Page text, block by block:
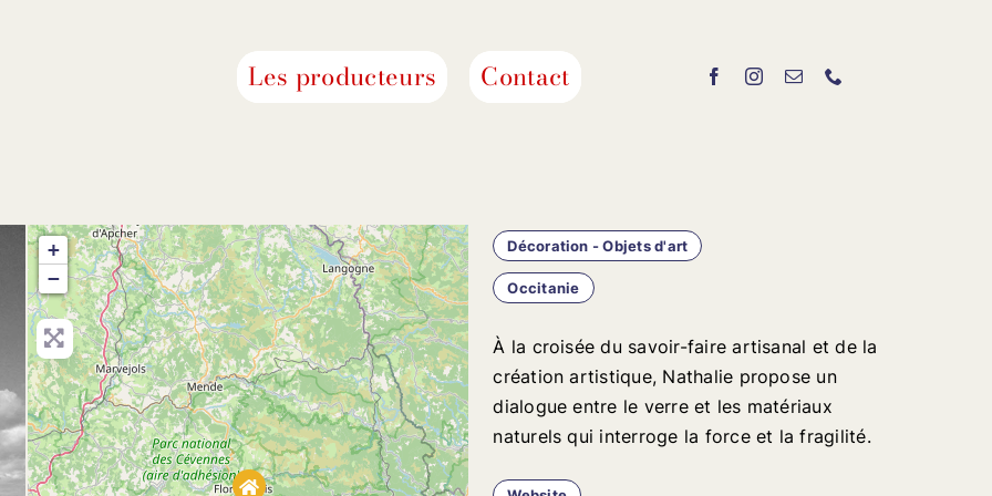
Les producteurs Contact
+
−
Décoration - Objets d'art
Occitanie
À la croisée du savoir-faire artisanal et de la
création artistique, Nathalie propose un
dialogue entre le verre et les matériaux
naturels qui interroge la force et la fragilité.